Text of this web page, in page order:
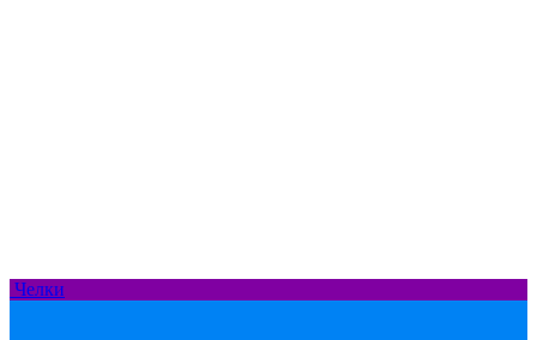
Челки